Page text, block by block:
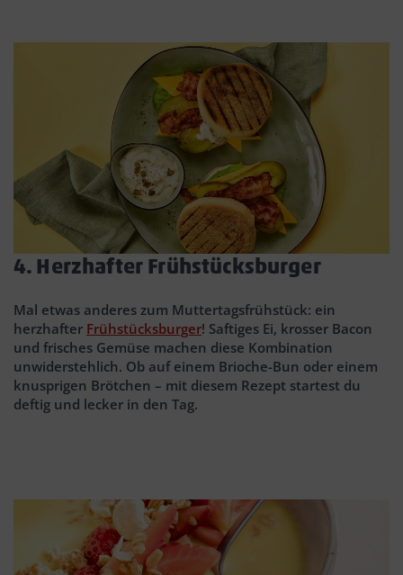
4. Herzhafter Frühstücksburger
Mal etwas anderes zum Muttertagsfrühstück: ein
herzhafter Frühstücksburger! Saftiges Ei, krosser Bacon
und frisches Gemüse machen diese Kombination
unwiderstehlich. Ob auf einem Brioche-Bun oder einem
knusprigen Brötchen – mit diesem Rezept startest du
deftig und lecker in den Tag.